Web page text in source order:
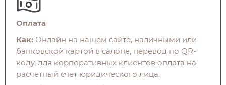
Оплата
Как: Онлайн на нашем сайте, наличными или
банковской картой в салоне, перевод по QR-
коду, для корпоративных клиентов оплата на
расчетный счет юридического лица.